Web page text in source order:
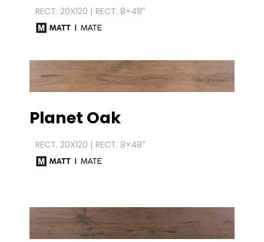
RECT. 20X120 | RECT. 8×48″
Planet Oak
RECT. 20X120 | RECT. 8×48″